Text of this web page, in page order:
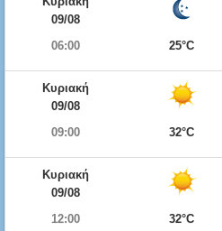
09/08
06:00
25°C
Κυριακή
09/08
09:00
32°C
Κυριακή
09/08
12:00
32°C